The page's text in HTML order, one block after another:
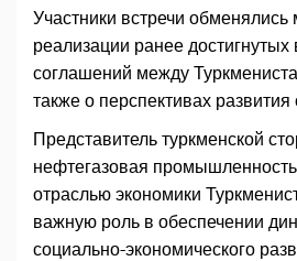
Участники встречи
реализации ранее достигнутых
соглашений между
также о перспективах
Представитель туркменской
нефтегазовая
отраслью экономики
важную роль в обеспечении
социально-экономического